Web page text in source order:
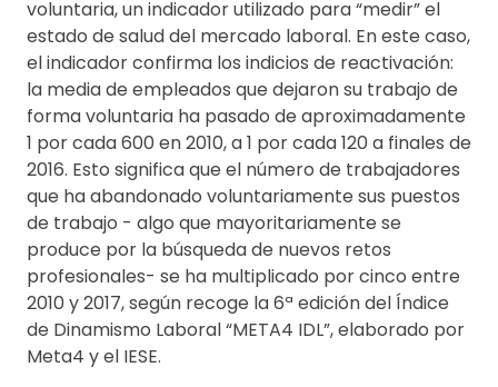
voluntaria, un indicador utilizado para “medir” el
estado de salud del mercado laboral. En este caso,
el indicador confirma los indicios de reactivación:
la media de empleados que dejaron su trabajo de
forma voluntaria ha pasado de aproximadamente
1 por cada 600 en 2010, a 1 por cada 120 a finales de
2016. Esto significa que el número de trabajadores
que ha abandonado voluntariamente sus puestos
de trabajo - algo que mayoritariamente se
produce por la búsqueda de nuevos retos
profesionales- se ha multiplicado por cinco entre
2010 y 2017, según recoge la 6ª edición del Índice
de Dinamismo Laboral “META4 IDL”, elaborado por
Meta4 y el IESE.